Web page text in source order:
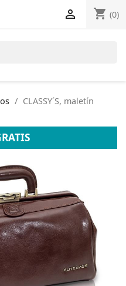
shopping_cart (0)

CLASSY´S, maletín